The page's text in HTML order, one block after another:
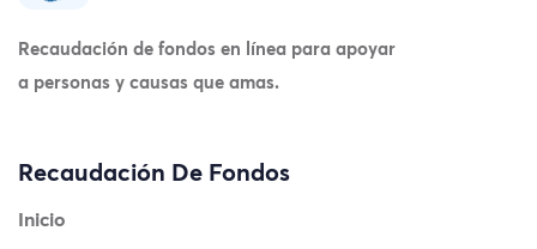
Recaudación de fondos en línea para apoyar
a personas y causas que amas.
Recaudación De Fondos
Inicio